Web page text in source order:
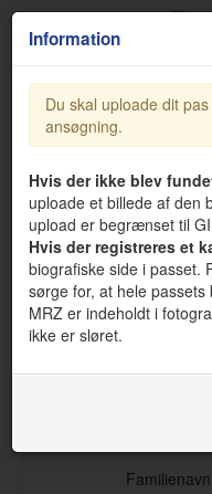
Ansøg om ESTA
Indtast venligst alle de
din rejsegruppe skal
venligst alle svar på
Ansøgninger behandles
en bekræftelse via e-mail.
OPLYSNINGER OM
Familienavn
Information
Du skal uploade dit
ansøgning.
Hvis der ikke blev
uploade et billede af den
upload er begrænset til
Hvis der registreres et
biografiske side i passet.
sørge for, at hele
MRZ er indeholdt i
ikke er sløret.